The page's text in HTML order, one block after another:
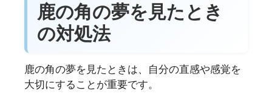
鹿の角の夢を見たとき
の対処法
鹿の角の夢を見たときは、自分の直感や感覚を
大切にすることが重要です。